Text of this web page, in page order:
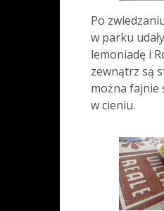
Po
w parku
lemoniadę i
zewnątrz są
można fajnie
w cieniu.